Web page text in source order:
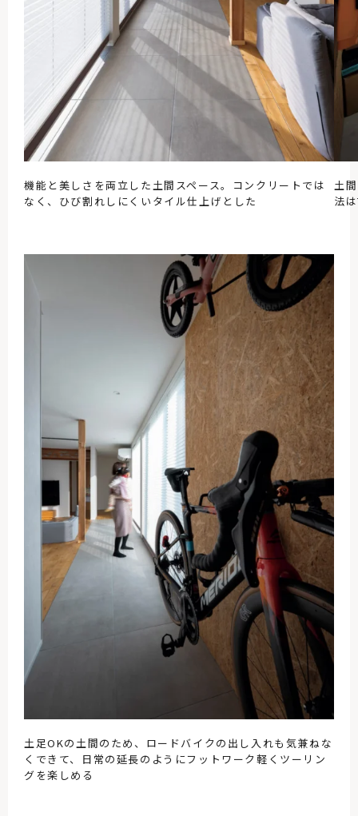
機能と美しさを両立した土間スペース。コンクリートでは
なく、ひび割れしにくいタイル仕上げとした
土
法
土足OKの土間のため、ロードバイクの出し入れも気兼ねな
くできて、日常の延長のようにフットワーク軽くツーリン
グを楽しめる